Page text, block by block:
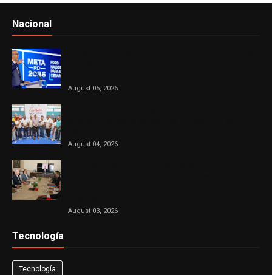
Nacional
August 05, 2026
August 04, 2026
August 03, 2026
Tecnología
Tecnología